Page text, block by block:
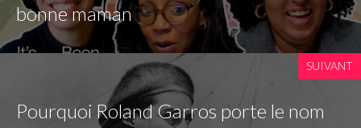
bonne maman
SUIVANT
Pourquoi Roland Garros porte le nom